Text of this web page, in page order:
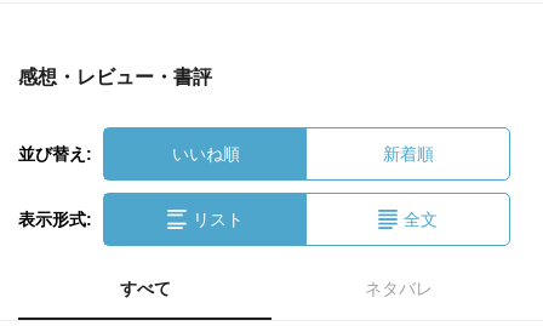
感想・レビュー・書評
並び替え: いいね順 新着順
表示形式: リスト 全文
すべて ネタバレ